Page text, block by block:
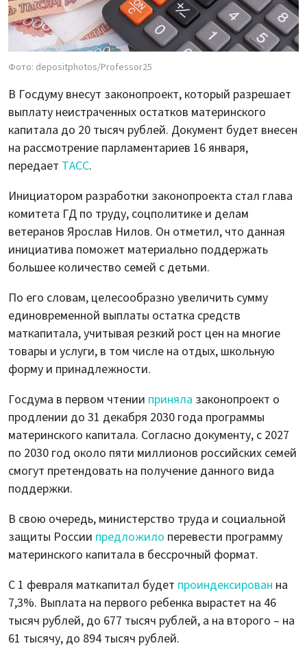
Фото: depositphotos/Professor25
В Госдуму внесут законопроект, который разрешает
выплату неистраченных остатков материнского
капитала до 20 тысяч рублей. Документ будет внесен
на рассмотрение парламентариев 16 января,
передает ТАСС.
Инициатором разработки законопроекта стал глава
комитета ГД по труду, соцполитике и делам
ветеранов Ярослав Нилов. Он отметил, что данная
инициатива поможет материально поддержать
большее количество семей с детьми.
По его словам, целесообразно увеличить сумму
единовременной выплаты остатка средств
маткапитала, учитывая резкий рост цен на многие
товары и услуги, в том числе на отдых, школьную
форму и принадлежности.
Госдума в первом чтении приняла законопроект о
продлении до 31 декабря 2030 года программы
материнского капитала. Согласно документу, с 2027
по 2030 год около пяти миллионов российских семей
смогут претендовать на получение данного вида
поддержки.
В свою очередь, министерство труда и социальной
защиты России предложило перевести программу
материнского капитала в бессрочный формат.
С 1 февраля маткапитал будет проиндексирован на
7,3%. Выплата на первого ребенка вырастет на 46
тысяч рублей, до 677 тысяч рублей, а на второго – на
61 тысячу, до 894 тысяч рублей.